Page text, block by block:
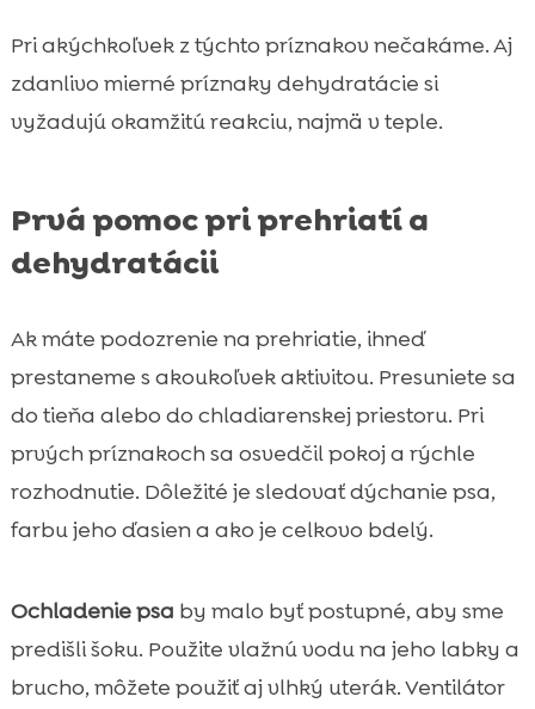
Pri akýchkoľvek z týchto príznakov nečakáme. Aj
zdanlivo mierné príznaky dehydratácie si
vyžadujú okamžitú reakciu, najmä v teple.
Prvá pomoc pri prehriatí a
dehydratácii
Ak máte podozrenie na prehriatie, ihneď
prestaneme s akoukoľvek aktivitou. Presuniete sa
do tieňa alebo do chladiarenskej priestoru. Pri
prvých príznakoch sa osvedčil pokoj a rýchle
rozhodnutie. Dôležité je sledovať dýchanie psa,
farbu jeho ďasien a ako je celkovo bdelý.
Ochladenie psa by malo byť postupné, aby sme
predišli šoku. Použite vlažnú vodu na jeho labky a
brucho, môžete použiť aj vlhký uterák. Ventilátor